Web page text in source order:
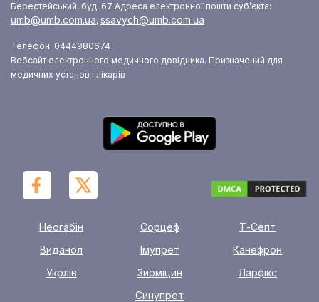
Берестейський, буд. 67 Адреса електронної пошти суб’єкта:
umb@umb.com.ua, ssavych@umb.com.ua
Телефон: 0444980674
Вебсайт електронного медичного довідника. Призначений для
медичних установ і лікарів
Неогабін Сорцеф
Т-Септ
Виданол
Імупрет
Канефрон
Укрлів
Зиоміцин
Ларфікс
Синупрет